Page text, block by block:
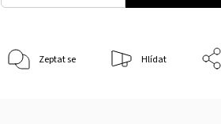
Zeptat se Hlídat